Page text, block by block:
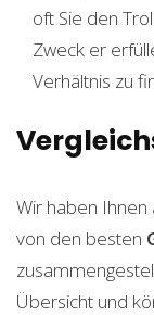
oft Sie den
Zweck er
Verhältnis zu
Wir haben Ihnen
von den besten
Übersicht und